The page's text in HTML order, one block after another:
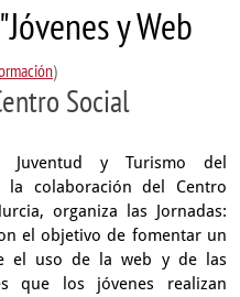
y Web
)
Social
Juventud y Turismo del
colaboración del Centro
organiza las Jornadas:
el objetivo de fomentar un
el uso de la web y de las
que los jóvenes realizan